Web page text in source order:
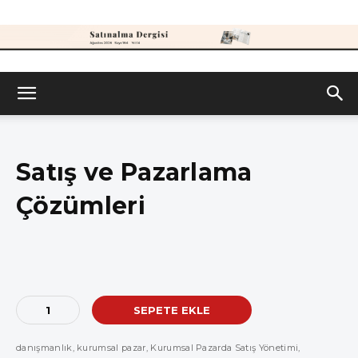
Satış ve Pazarlama
Çözümleri
Satış
ve
Çözümleri
SEPETE EKLE
danışmanlık, kurumsal pazar, Kurumsal Pazarda Satış Yönetimi,